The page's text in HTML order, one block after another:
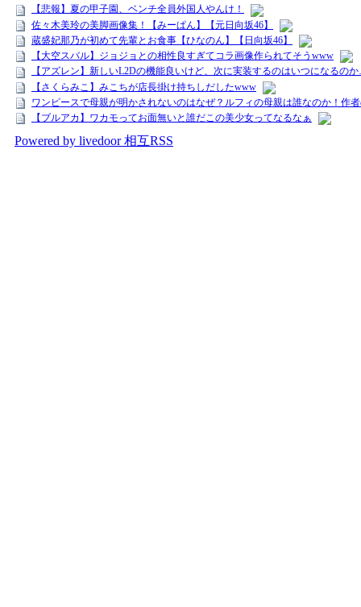
【悲報】夏の甲子園、ベンチ全員外国人やんけ！
佐々木美玲の美脚画像集！【みーぱん】【元日向坂46】
蔵盛妃那乃が初めて先輩とお食事【ひなのん】【日向坂46】
【大空スバル】ジョジョとの相性良すぎてコラ画像作られてそうwww
【アズレン】新しいL2Dの機能良いけど、次に実装するのはいつになるの
【さくらみこ】みこちが店長掛け持ちしだしたwww
ワンピースで母親が明かされないのはなぜ？ルフィの母親は誰なのか！作
【ブルアカ】ワカモってお面無いと誰だこの美少女ってなるなぁ
Powered by livedoor 相互RSS